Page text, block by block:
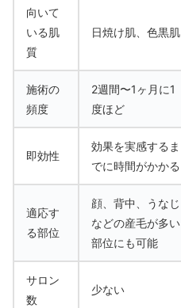
向いて
いる肌
質
日焼け肌、色黒肌
施術の
頻度
2週間〜1ヶ月に1
度ほど
即効性
効果を実感するま
でに時間がかかる
適応す
る部位
顔、背中、うなじ
などの産毛が多い
部位にも可能
サロン
数
少ない